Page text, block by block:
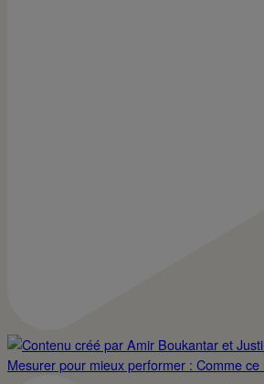
Mesurer pour mieux performer : Comme ce